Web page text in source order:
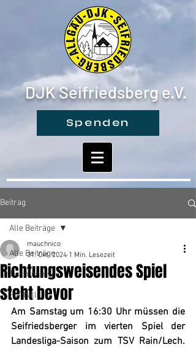
DJK Seifriedsberg e.V.
Spenden
Beitrag
Alle Beiträge
Tischtennis
Fußball
Alle Beiträge
Richtungsweisendes Spiel
steht bevor
mauchnico
31. Okt. 2024 1 Min. Lesezeit
Am Samstag um 16:30 Uhr müssen die
Seifriedsberger im vierten Spiel der
Landesliga-Saison zum TSV Rain/Lech.